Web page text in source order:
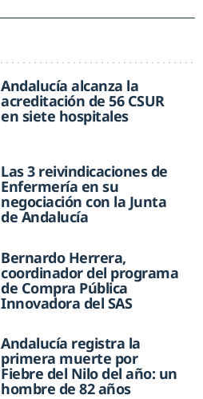
Andalucía alcanza la
acreditación de 56 CSUR
en siete hospitales
Las 3 reivindicaciones de
Enfermería en su
negociación con la Junta
de Andalucía
Bernardo Herrera,
coordinador del programa
de Compra Pública
Innovadora del SAS
Andalucía registra la
primera muerte por
Fiebre del Nilo del año: un
hombre de 82 años